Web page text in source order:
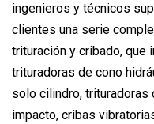
ingenieros y técnicos
clientes una serie
trituración y cribado, que
trituradoras de cono
solo cilindro, trituradoras
impacto, cribas